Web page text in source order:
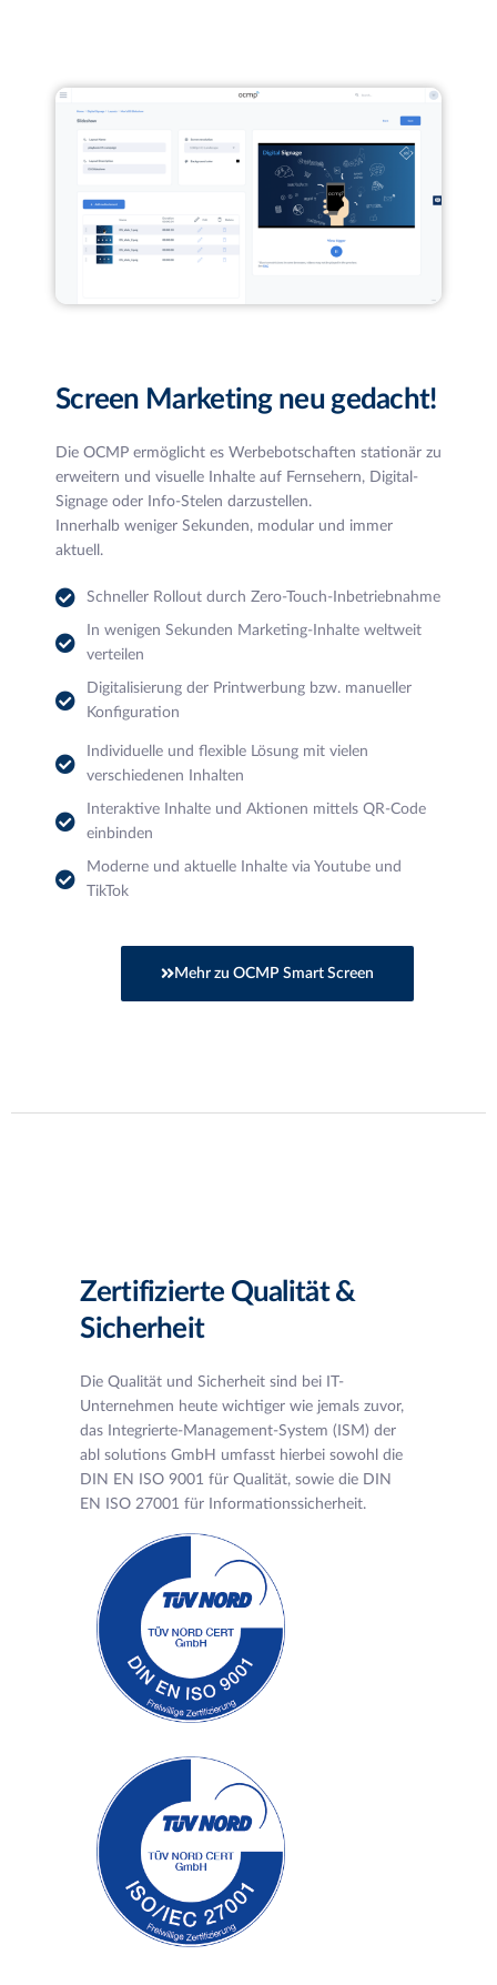
Screen Marketing neu gedacht!
Die OCMP ermöglicht es Werbebotschaften stationär zu
erweitern und visuelle Inhalte auf Fernsehern, Digital-
Signage oder Info-Stelen darzustellen.
Innerhalb weniger Sekunden, modular und immer
aktuell.
Schneller Rollout durch Zero-Touch-Inbetriebnahme
In wenigen Sekunden Marketing-Inhalte weltweit
verteilen
Digitalisierung der Printwerbung bzw. manueller
Konfiguration
Individuelle und flexible Lösung mit vielen
verschiedenen Inhalten
Interaktive Inhalte und Aktionen mittels QR-Code
einbinden
Moderne und aktuelle Inhalte via Youtube und
TikTok
Mehr zu OCMP Smart Screen
Zertifizierte Qualität &
Sicherheit
Die Qualität und Sicherheit sind bei IT-
Unternehmen heute wichtiger wie jemals zuvor,
das Integrierte-Management-System (ISM) der
abl solutions GmbH umfasst hierbei sowohl die
DIN EN ISO 9001 für Qualität, sowie die DIN
EN ISO 27001 für Informationssicherheit.